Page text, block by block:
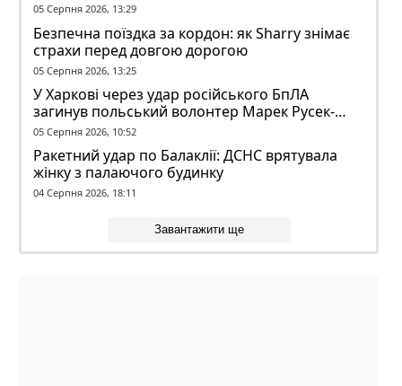
05 Серпня 2026, 13:29
Безпечна поїздка за кордон: як Sharry знімає
страхи перед довгою дорогою
05 Серпня 2026, 13:25
У Харкові через удар російського БпЛА
загинув польський волонтер Марек Русек-
Вольський
05 Серпня 2026, 10:52
Ракетний удар по Балаклії: ДСНС врятувала
жінку з палаючого будинку
04 Серпня 2026, 18:11
Завантажити ще